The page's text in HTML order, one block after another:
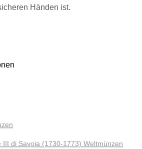
Händen ist.
III di Savoia (1730-1773) Weltmünzen